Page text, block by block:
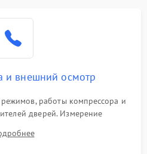
2000 ₽ Подробнее →
1000 ₽
и внешний осмотр
работы компрессора и
дверей. Измерение
проверка термостата и
с электронного дисплея.